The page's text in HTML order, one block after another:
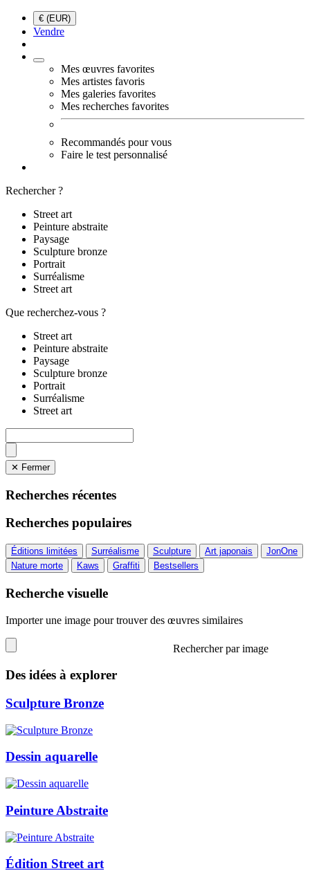
€ (EUR)
Vendre
Mes œuvres favorites
Mes artistes favoris
Mes galeries favorites
Mes recherches favorites
Recommandés pour vous
Faire le test personnalisé
Rechercher ?
Street art
Peinture abstraite
Paysage
Sculpture bronze
Portrait
Surréalisme
Street art
Que recherchez-vous ?
Street art
Peinture abstraite
Paysage
Sculpture bronze
Portrait
Surréalisme
Street art
✕ Fermer
Recherches récentes
Recherches populaires
Éditions limitées Surréalisme Sculpture Art japonais
JonOne
Nature morte
Kaws Graffiti Bestsellers
Recherche visuelle
Importer une image pour trouver des œuvres similaires
Rechercher par image
Des idées à explorer
Sculpture Bronze
Dessin aquarelle
Peinture Abstraite
Édition Street art